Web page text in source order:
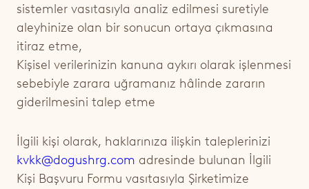
sistemler vasıtasıyla analiz edilmesi suretiyle
aleyhinize olan bir sonucun ortaya çıkmasına
itiraz etme,
Kişisel verilerinizin kanuna aykırı olarak işlenmesi
sebebiyle zarara uğramanız hâlinde zararın
giderilmesini talep etme
İlgili kişi olarak, haklarınıza ilişkin taleplerinizi
kvkk@dogushrg.com adresinde bulunan İlgili
Kişi Başvuru Formu vasıtasıyla Şirketimize